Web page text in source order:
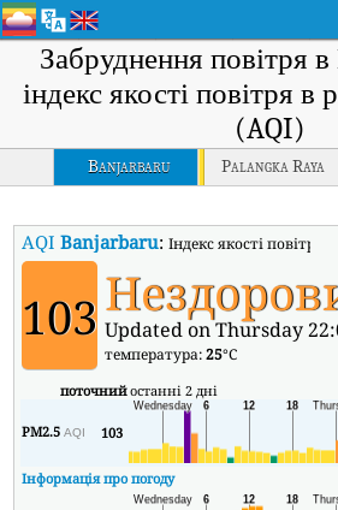
Забруднення повітря в
індекс якості повітря в
(AQI)
Banjarbaru Palangka Raya
AQIBanjarbaru:Індекс якості
103 Updated on Thursday
температура:25°C
поточнийостанні 2 дні
PM2.5AQI 103
Інформація про погоду